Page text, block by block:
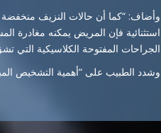
وأضاف: “كما أن حالات النزيف منخفضة
الجراحات المفتوحة الكلاسيكية التي
وشدد الطبيب على “أهمية التشخيص